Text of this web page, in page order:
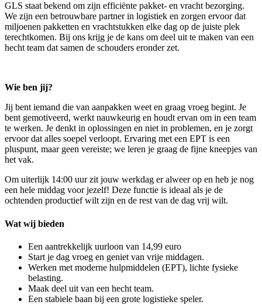
GLS staat bekend om zijn efficiënte pakket- en vracht bezorging.
We zijn een betrouwbare partner in logistiek en zorgen ervoor dat
miljoenen pakketten en vrachtstukken elke dag op de juiste plek
terechtkomen. Bij ons krijg je de kans om deel uit te maken van een
hecht team dat samen de schouders eronder zet.
Wie ben jij?
Jij bent iemand die van aanpakken weet en graag vroeg begint. Je
bent gemotiveerd, werkt nauwkeurig en houdt ervan om in een team
te werken. Je denkt in oplossingen en niet in problemen, en je zorgt
ervoor dat alles soepel verloopt. Ervaring met een EPT is een
pluspunt, maar geen vereiste; we leren je graag de fijne kneepjes van
het vak.
Om uiterlijk 14:00 uur zit jouw werkdag er alweer op en heb je nog
een hele middag voor jezelf! Deze functie is ideaal als je de
ochtenden productief wilt zijn en de rest van de dag vrij wilt.
Wat wij bieden
Een aantrekkelijk uurloon van 14,99 euro
Start je dag vroeg en geniet van vrije middagen.
Werken met moderne hulpmiddelen (EPT), lichte fysieke
belasting.
Maak deel uit van een hecht team.
Een stabiele baan bij een grote logistieke speler.